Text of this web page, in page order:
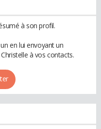
à son profil.
en lui envoyant un
à vos contacts.